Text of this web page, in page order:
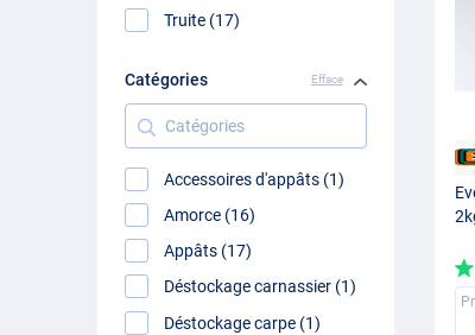
Truite (17)
Catégories Efface
Catégories
Accessoires d'appâts (1)
Amorce (16)
Appâts (17)
Déstockage carnassier (1)
Déstockage carpe (1)